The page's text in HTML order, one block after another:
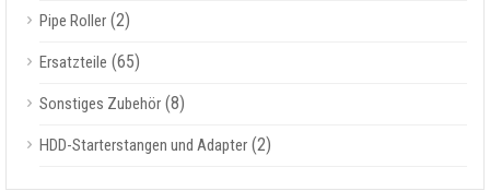
Pipe Roller (2)
Ersatzteile (65)
Sonstiges Zubehör (8)
HDD-Starterstangen und Adapter (2)